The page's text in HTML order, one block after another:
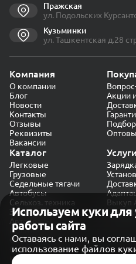
Используем куки
работы сайта
Оставаясь с нами, вы
использование файлов
Пражская
ул. Подольских
Кузьминки
ул. Ташкентская д.28
Компания
О компании
Блог
Новости
Контакты
Отзывы
Реквизиты
Вакансии
Акции
Каталог
Легковые
Грузовые
Седельные тягачи
Автобусы
Сельхоз. техника
Экскаваторы
Автокраны
Услуги
Выкуп
Политика конфиденциальности
Обработка персональных
Согласие на обработку в
Карта сайта